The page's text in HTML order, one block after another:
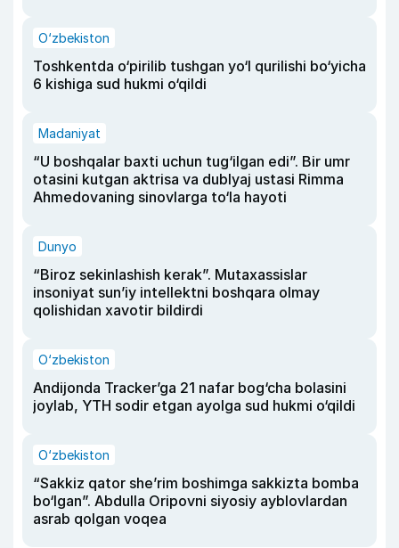
O‘zbekiston
Toshkentda o‘pirilib tushgan yo‘l qurilishi bo‘yicha
6 kishiga sud hukmi o‘qildi
Madaniyat
“U boshqalar baxti uchun tug‘ilgan edi”. Bir umr
otasini kutgan aktrisa va dublyaj ustasi Rimma
Ahmedovaning sinovlarga to‘la hayoti
Dunyo
“Biroz sekinlashish kerak”. Mutaxassislar
insoniyat sun’iy intellektni boshqara olmay
qolishidan xavotir bildirdi
O‘zbekiston
Andijonda Tracker’ga 21 nafar bog‘cha bolasini
joylab, YTH sodir etgan ayolga sud hukmi o‘qildi
O‘zbekiston
“Sakkiz qator she’rim boshimga sakkizta bomba
bo‘lgan”. Abdulla Oripovni siyosiy ayblovlardan
asrab qolgan voqea